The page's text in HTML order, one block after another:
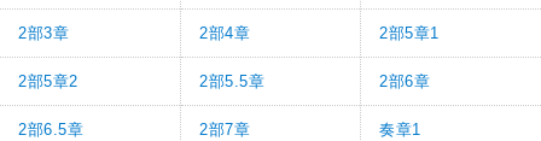
2部3章 2部4章 2部5章1
2部5章2 2部5.5章 2部6章
2部6.5章 2部7章 奏章1